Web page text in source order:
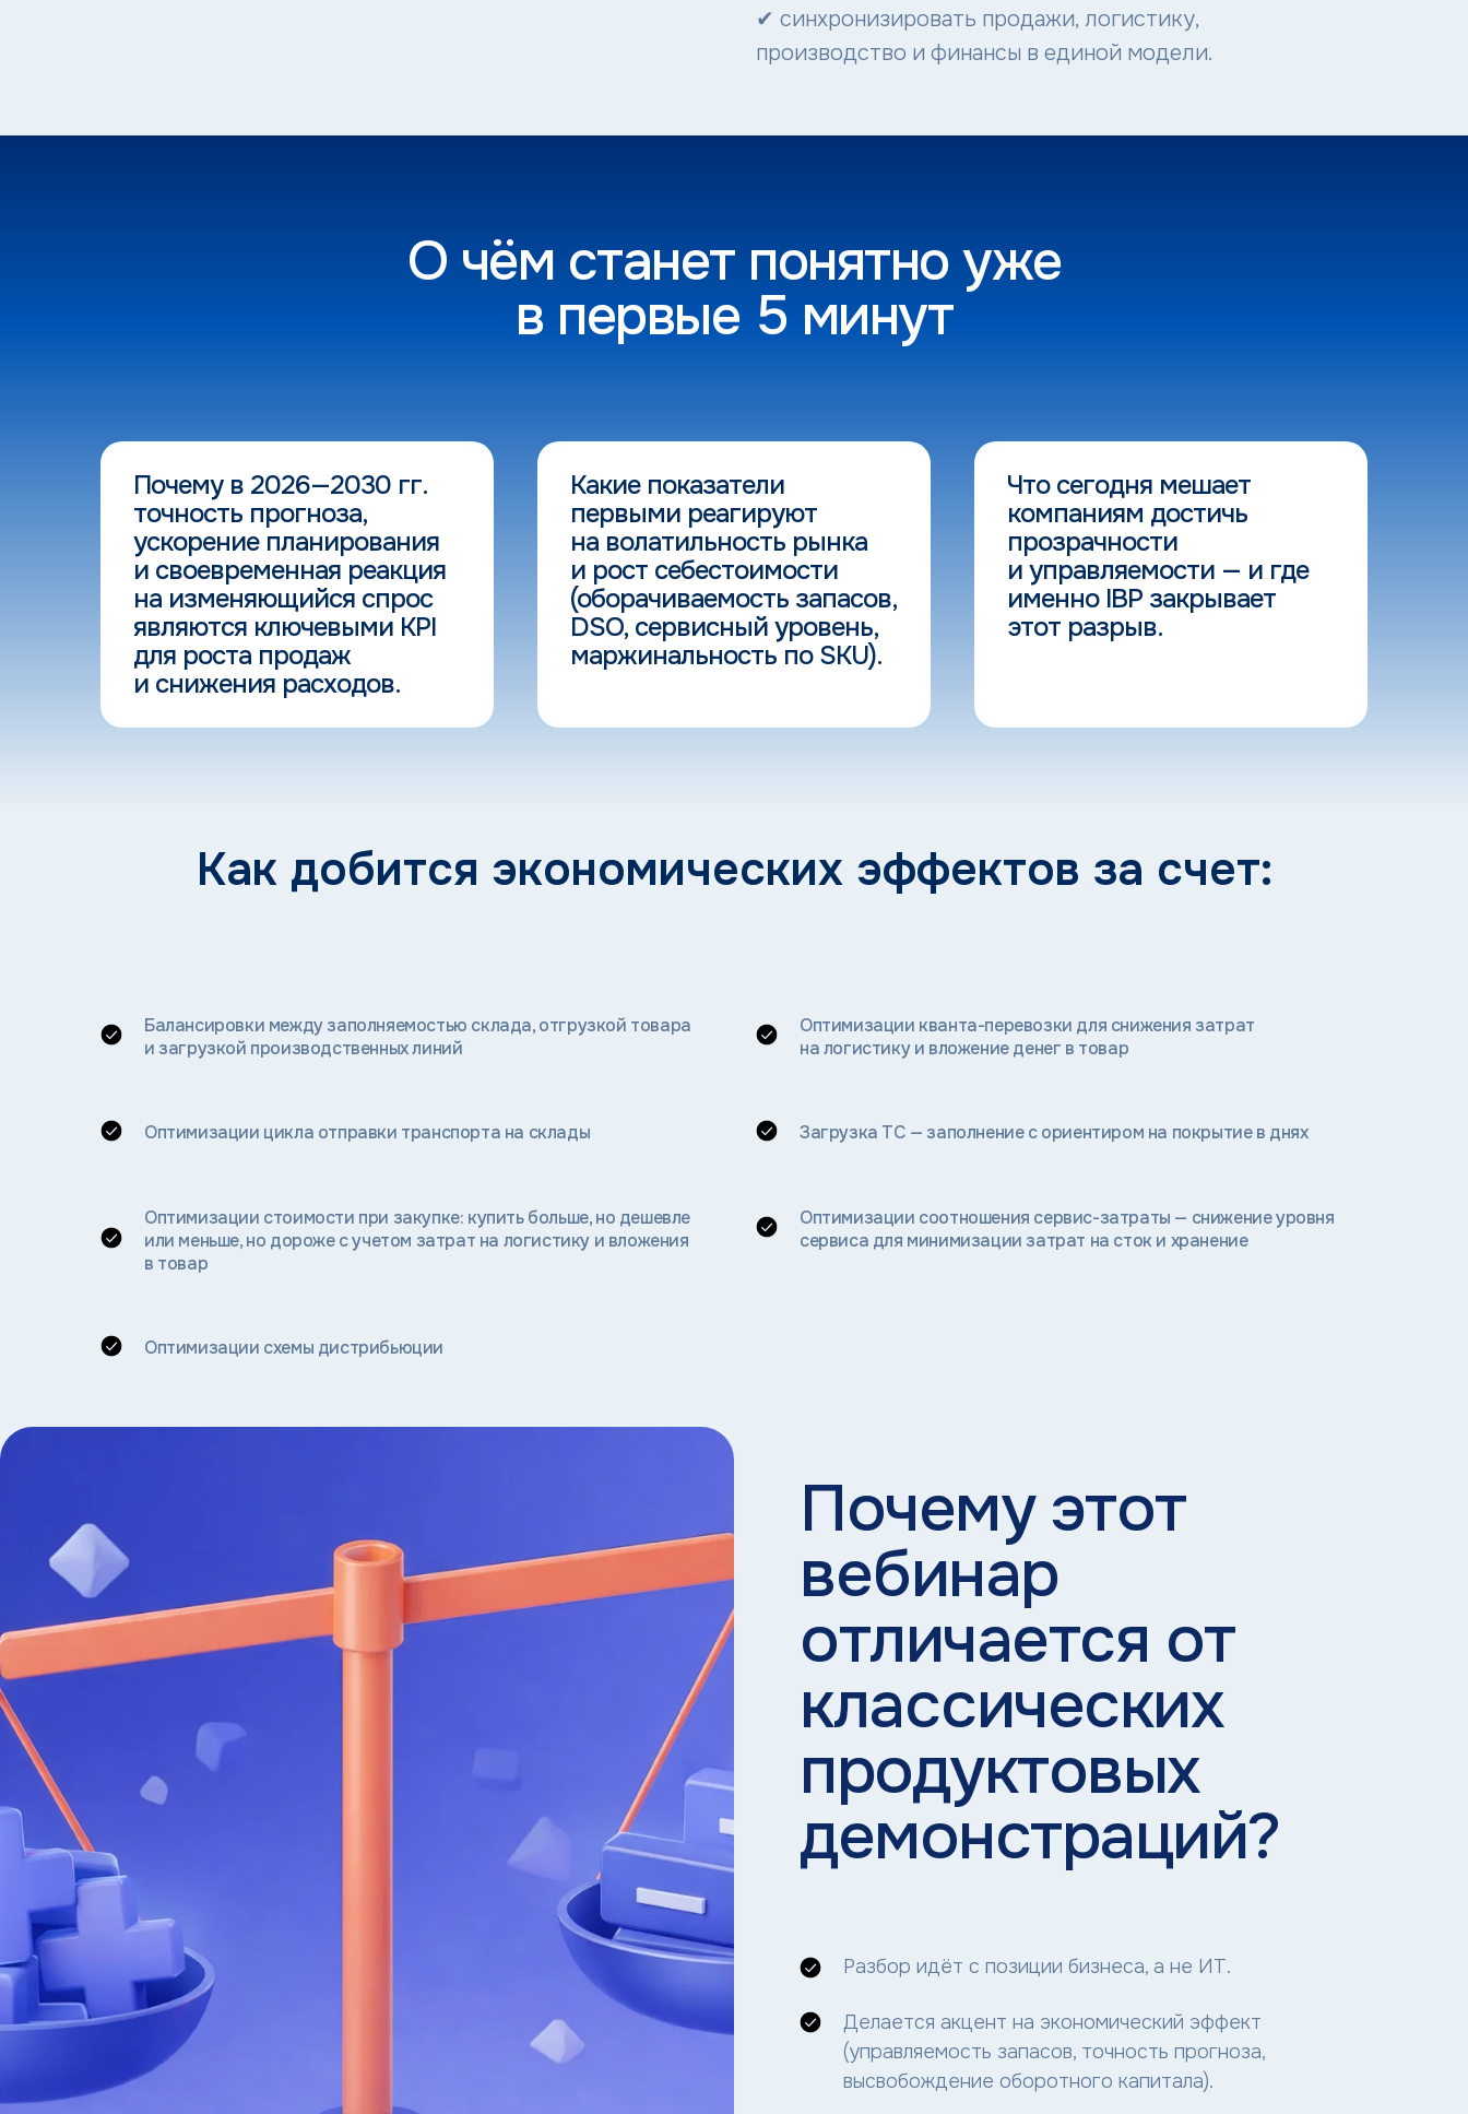
✔ синхронизировать продажи, логистику,
производство и финансы в единой модели.
О чём станет понятно уже
в первые 5 минут
Почему в 2026—2030 гг.
точность прогноза,
ускорение планирования
и своевременная реакция
на изменяющийся спрос
являются ключевыми KPI
для роста продаж
и снижения расходов.
Какие показатели
первыми реагируют
на волатильность рынка
и рост себестоимости
(оборачиваемость запасов,
DSO, сервисный уровень,
маржинальность по SKU).
Что сегодня мешает
компаниям достичь
прозрачности
и управляемости — и где
именно IBP закрывает
этот разрыв.
Как добится экономических эффектов за счет:
Балансировки между заполняемостью склада, отгрузкой товара
и загрузкой производственных линий
Оптимизации кванта-перевозки для снижения затрат
на логистику и вложение денег в товар
Оптимизации цикла отправки транспорта на склады Загрузка ТС — заполнение с ориентиром на покрытие в днях
Оптимизации стоимости при закупке: купить больше, но дешевле
или меньше, но дороже с учетом затрат на логистику и вложения
в товар
Оптимизации соотношения сервис-затраты — снижение уровня
сервиса для минимизации затрат на сток и хранение
Оптимизации схемы дистрибьюции
Почему этот
вебинар
отличается от
классических
продуктовых
демонстраций?
Разбор идёт с позиции бизнеса, а не ИТ.
Делается акцент на экономический эффект
(управляемость запасов, точность прогноза,
высвобождение оборотного капитала).